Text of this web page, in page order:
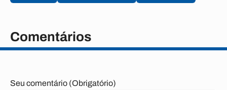
Comentários
Seu comentário (Obrigatório)